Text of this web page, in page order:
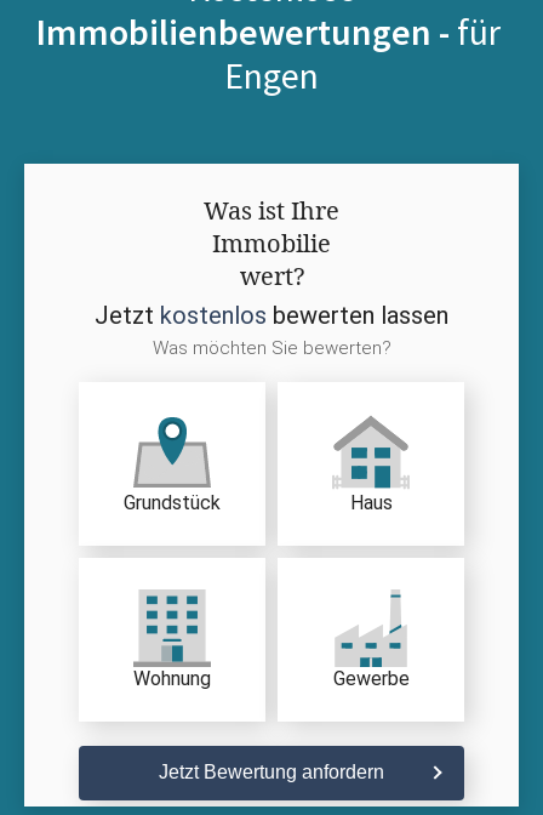
Immobilienbewertungen - für
Engen
Was ist Ihre
Immobilie
wert?
Jetzt kostenlos bewerten lassen
Was möchten Sie bewerten?
Grundstück Haus
Wohnung Gewerbe
Jetzt Bewertung anfordern